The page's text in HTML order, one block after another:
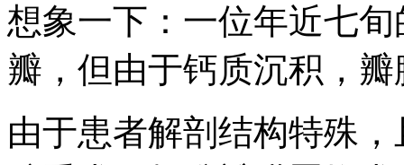
想象一下：一位年近七
瓣，但由于钙质沉积，
由于患者解剖结构特殊